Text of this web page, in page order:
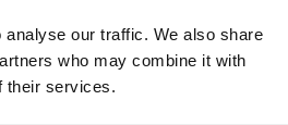
our traffic. We also share
who may combine it with
their services.
等静压工艺 (HIP)